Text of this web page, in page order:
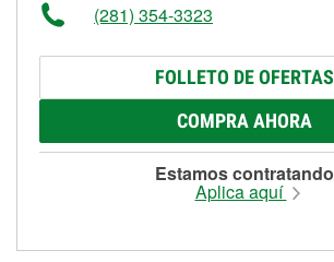
(281) 354-3323
FOLLETO DE OFERTAS
COMPRA AHORA
Estamos contratando
Aplica aquí